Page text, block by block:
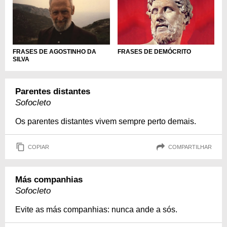
FRASES DE AGOSTINHO DA
SILVA
FRASES DE DEMÓCRITO
Parentes distantes
Sofocleto
Os parentes distantes vivem sempre perto demais.
COPIAR COMPARTILHAR
Más companhias
Sofocleto
Evite as más companhias: nunca ande a sós.